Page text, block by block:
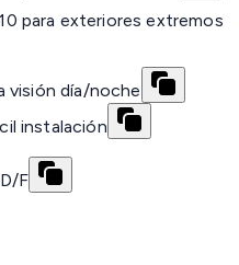
para exteriores extremos
visión día/noche
instalación
F